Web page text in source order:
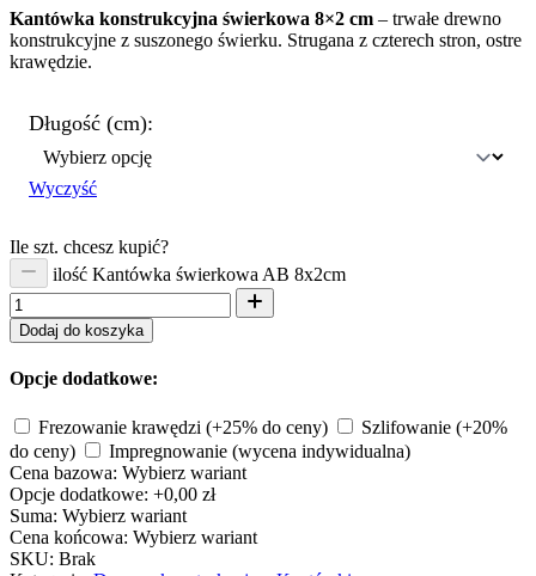
Kantówka konstrukcyjna świerkowa 8×2 cm – trwałe drewno
konstrukcyjne z suszonego świerku. Strugana z czterech stron, ostre
krawędzie.
Długość (cm):
Wyczyść
Ile szt. chcesz kupić?
ilość Kantówka świerkowa AB 8x2cm
Dodaj do koszyka
Opcje dodatkowe:
Frezowanie krawędzi (+25% do ceny) Szlifowanie (+20%
do ceny)
Impregnowanie (wycena indywidualna)
Cena bazowa: Wybierz wariant
Opcje dodatkowe: +0,00 zł
Suma: Wybierz wariant
Cena końcowa: Wybierz wariant
SKU: Brak